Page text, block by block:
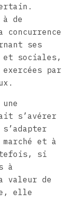
de
concurrence
ses
et sociales,
par
s’avérer
et à
si
à
valeur de
elle